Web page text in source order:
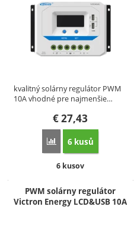
kvalitný solárny regulátor PWM
10A vhodné pre najmenšie…
€27,43
Porovnať
6 kusů
Dostupnosť:
6 kusov
PWM solárny regulátor
Victron Energy LCD&USB 10A